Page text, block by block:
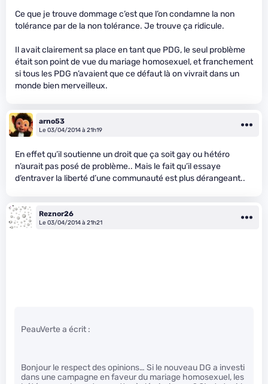
Ce que je trouve dommage c’est que l’on condamne la non
tolérance par de la non tolérance. Je trouve ça ridicule.
Il avait clairement sa place en tant que PDG, le seul problème
était son point de vue du mariage homosexuel, et franchement
si tous les PDG n’avaient que ce défaut là on vivrait dans un
monde bien merveilleux.
arno53
Le 03/04/2014 à 21h19
En effet qu’il soutienne un droit que ça soit gay ou hétéro
n’aurait pas posé de problème.. Mais le fait qu’il essaye
d’entraver la liberté d’une communauté est plus dérangeant..
Reznor26
Le 03/04/2014 à 21h21
PeauVerte a écrit :
Bonjour le respect des opinions… Si le nouveau DG a investi
dans une campagne en faveur du mariage homosexuel, les